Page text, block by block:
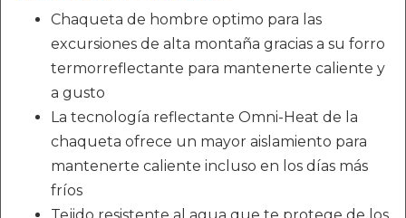
Chaqueta de hombre optimo para las
excursiones de alta montaña gracias a su forro
termorreflectante para mantenerte caliente y
a gusto
La tecnología reflectante Omni-Heat de la
chaqueta ofrece un mayor aislamiento para
mantenerte caliente incluso en los días más
fríos